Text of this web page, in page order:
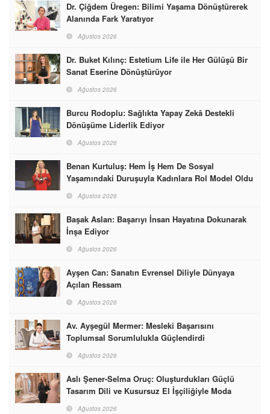
Dr. Çiğdem Üregen: Bilimi Yaşama Dönüştürerek
Alanında Fark Yaratıyor
Ağustos 2026
Dr. Buket Kılınç: Estetium Life ile Her Gülüşü Bir
Sanat Eserine Dönüştürüyor
Ağustos 2026
Burcu Rodoplu: Sağlıkta Yapay Zekâ Destekli
Dönüşüme Liderlik Ediyor
Ağustos 2026
Benan Kurtuluş: Hem İş Hem De Sosyal
Yaşamındaki Duruşuyla Kadınlara Rol Model Oldu
Ağustos 2026
Başak Aslan: Başarıyı İnsan Hayatına Dokunarak
İnşa Ediyor
Ağustos 2026
Ayşen Can: Sanatın Evrensel Diliyle Dünyaya
Açılan Ressam
Ağustos 2026
Av. Ayşegül Mermer: Mesleki Başarısını
Toplumsal Sorumlulukla Güçlendirdi
Ağustos 2026
Aslı Şener-Selma Oruç: Oluşturdukları Güçlü
Tasarım Dili ve Kusursuz El İşçiliğiyle Moda
Dünyasına İmzalarını Attılar
Ağustos 2026